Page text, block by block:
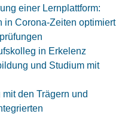
einer Lernplattform:
in Corona-Zeiten optimiert
in Erkelenz
und Studium mit
den Trägern und